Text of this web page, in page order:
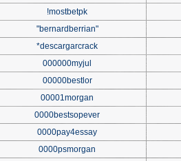
!mostbetpk
"bernardberrian"
*descargarcrack
000000myjul
00000bestlor
00001morgan
0000bestsopever
0000pay4essay
0000psmorgan